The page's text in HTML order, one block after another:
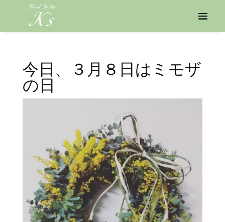
今日、３月８日はミモザ
の日